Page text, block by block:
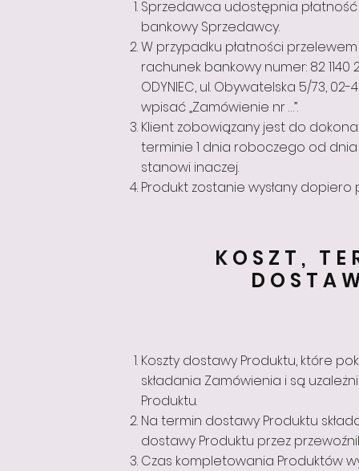
Sprzedawca udostępnia
bankowy Sprzedawcy.
W przypadku płatności
rachunek bankowy numer: 82 1140
ODYNIEC, ul. Obywatelska 5/73,
wpisać „Zamówienie nr …”.
Klient zobowiązany jest do
terminie 1 dnia roboczego od
stanowi inaczej.
Produkt zostanie wysłany dopiero
KOSZT,
Koszty dostawy Produktu, które
składania Zamówienia i są
Produktu.
Na termin dostawy Produktu
dostawy Produktu przez
Czas kompletowania Produktów